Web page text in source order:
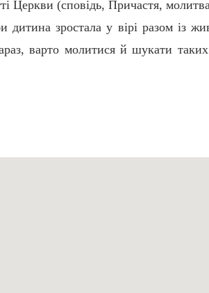
Церкви (сповідь, Причастя,
зростала у вірі разом із
варто молитися й шукати